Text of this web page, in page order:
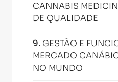
CANNABIS
DE QUALIDADE
9. GESTÃO E
MERCADO
NO MUNDO